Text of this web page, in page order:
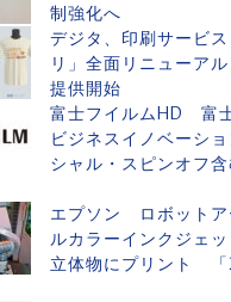
制強化へ
デジタ、印刷サービ
リ」全面リニューア
提供開始
富士フイルムHD 富
ビジネスイノベーシ
シャル・スピンオフ
エプソン ロボットア
ルカラーインクジェ
立体物にプリント